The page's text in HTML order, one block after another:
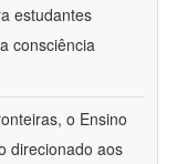
estudantes
consciência
o Ensino
direcionado aos